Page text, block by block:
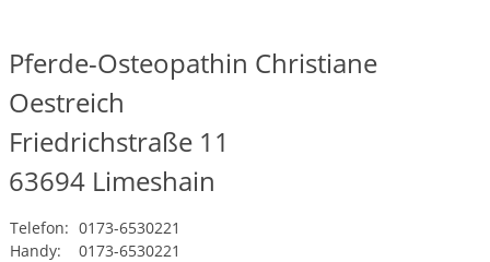
Pferde-Osteopathin Christiane
Oestreich
Friedrichstraße 11
63694 Limeshain
Telefon: 0173-6530221
Handy:
0173-6530221